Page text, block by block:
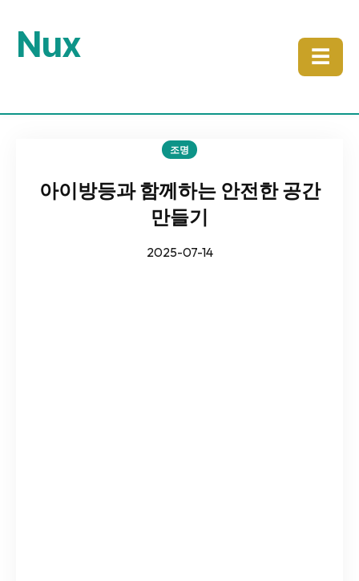
Nux ☰
조명
아이방등과 함께하는 안전한 공간
만들기
2025-07-14